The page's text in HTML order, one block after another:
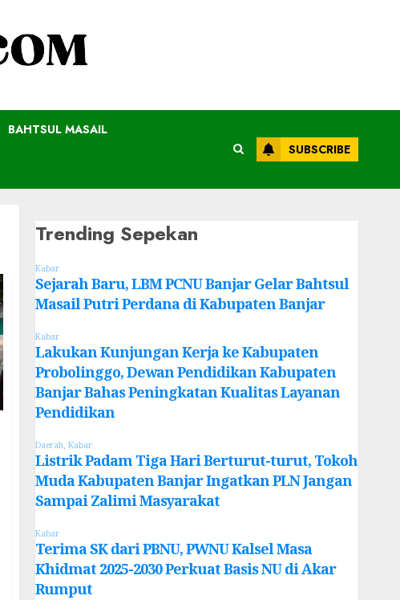
BAHTSUL MASAIL
SUBSCRIBE
Trending Sepekan
Kabar
Sejarah Baru, LBM PCNU Banjar Gelar Bahtsul
Masail Putri Perdana di Kabupaten Banjar
Kabar
Lakukan Kunjungan Kerja ke Kabupaten
Probolinggo, Dewan Pendidikan Kabupaten
Banjar Bahas Peningkatan Kualitas Layanan
Pendidikan
Daerah, Kabar
Listrik Padam Tiga Hari Berturut-turut, Tokoh
Muda Kabupaten Banjar Ingatkan PLN Jangan
Sampai Zalimi Masyarakat
Kabar
Terima SK dari PBNU, PWNU Kalsel Masa
Khidmat 2025-2030 Perkuat Basis NU di Akar
Rumput